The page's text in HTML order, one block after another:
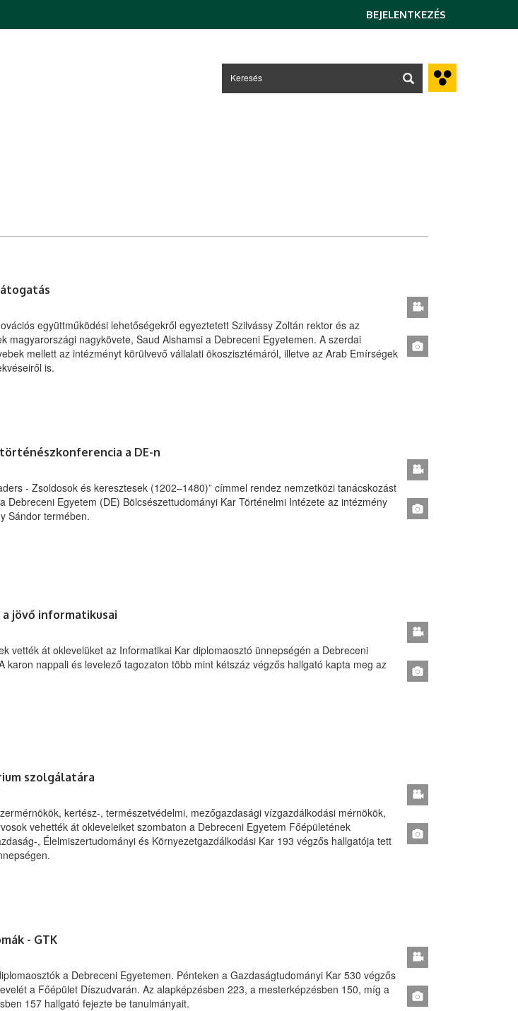
BEJELENTKEZÉS
együttműködési lehetőségekről egyeztetett Szilvássy Zoltán rektor és az
magyarországi nagykövete, Saud Alshamsi a Debreceni Egyetemen. A szerdai
mellett az intézményt körülvevő vállalati ökoszisztémáról, illetve az Arab Emírségek
is.
a DE-n
- Zsoldosok és keresztesek (1202–1480)” címmel rendez nemzetközi tanácskozást
Debreceni Egyetem (DE) Bölcsészettudományi Kar Történelmi Intézete az intézmény
Sándor termében.
jövő informatikusai
vették át oklevelüket az Informatikai Kar diplomaosztó ünnepségén a Debreceni
karon nappali és levelező tagozaton több mint kétszáz végzős hallgató kapta meg az
szolgálatára
kertész-, természetvédelmi, mezőgazdasági vízgazdálkodási mérnökök,
vehették át okleveleiket szombaton a Debreceni Egyetem Főépületének
, Élelmiszertudományi és Környezetgazdálkodási Kar 193 végzős hallgatója tett
- GTK
a Debreceni Egyetemen. Pénteken a Gazdaságtudományi Kar 530 végzős
a Főépület Díszudvarán. Az alapképzésben 223, a mesterképzésben 150, míg a
157 hallgató fejezte be tanulmányait.